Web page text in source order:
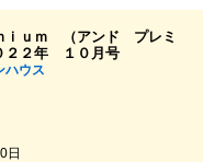
ｉｕｍ （アンド プレミ
２２年 １０月号
ハウス
日